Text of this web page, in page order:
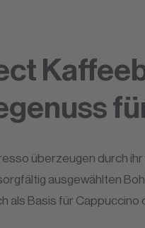
überzeugen durch
ausgewählten
als Basis für